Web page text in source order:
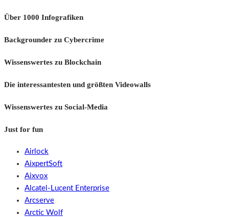
Über 1000 Infografiken
Backgrounder zu Cybercrime
Wissenswertes zu Blockchain
Die interessantesten und größten Videowalls
Wissenswertes zu Social-Media
Just for fun
Airlock
AixpertSoft
Aixvox
Alcatel-Lucent Enterprise
Arcserve
Arctic Wolf